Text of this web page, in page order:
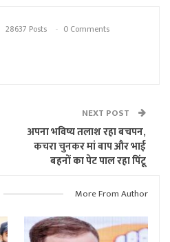
28637 Posts 0 Comments
NEXT POST
अपना भविष्य तलाश रहा बचपन,
कचरा चुनकर मां बाप और भाई
बहनों का पेट पाल रहा पिंटू
More From Author